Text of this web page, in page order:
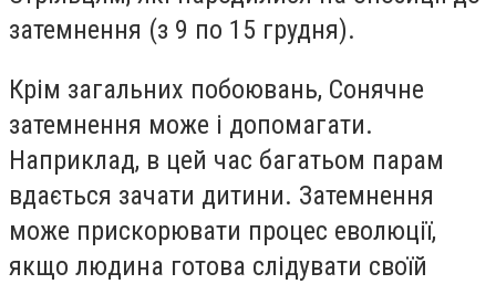
затемнення (з 9 по 15 грудня).
Крім загальних побоювань, Сонячне
затемнення може і допомагати.
Наприклад, в цей час багатьом парам
вдається зачати дитини. Затемнення
може прискорювати процес еволюції,
якщо людина готова слідувати своїй